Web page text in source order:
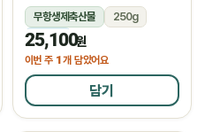
무항생제축산물
250g
냉장
25,100원
이번 주 1개 담았어요
담기